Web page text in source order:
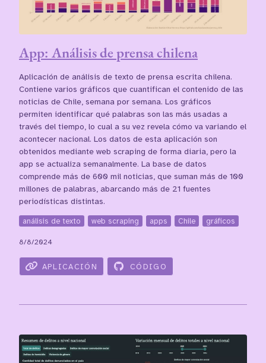
App: Análisis de prensa chilena
Aplicación de análisis de texto de prensa escrita chilena.
Contiene varios gráficos que cuantifican el contenido de las
noticias de Chile, semana por semana. Los gráficos
permiten identificar qué palabras son las más usadas a
través del tiempo, lo cual a su vez revela cómo va variando el
acontecer nacional. Los datos de esta aplicación son
obtenidos mediante web scraping de forma diaria, pero la
app se actualiza semanalmente. La base de datos
comprende más de 600 mil noticias, que suman más de 100
millones de palabras, abarcando más de 21 fuentes
periodísticas distintas.
análisis de texto web scraping apps Chile gráficos
8/8/2024
APLICACIÓN CÓDIGO